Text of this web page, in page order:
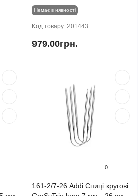
Немає в нявності
Код товару: 201443
979.00грн.
0
161-2/7-26 Addi Спиці кругові